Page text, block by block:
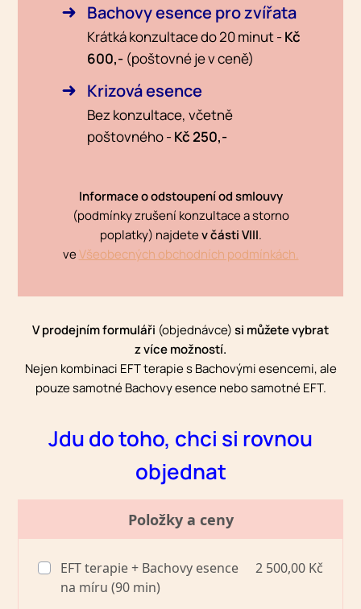
Bachovy esence pro zvířata
Krátká konzultace do 20 minut -Kč
600,- (poštovné je v ceně)
Krizová esence
Bez konzultace, včetně
poštovného -Kč 250,-
Informace o odstoupení od smlouvy
(podmínky zrušení konzultace a storno
poplatky) najdetev části VIII.
veVšeobecných obchodních podmínkách.
V prodejním formuláři (objednávce)si můžete vybrat
z více možností.
Nejen kombinaci EFT terapie s Bachovými esencemi, ale
pouze samotné Bachovy esence nebo samotné EFT.
Jdu do toho, chci si rovnou
objednat
Položky a ceny
EFT terapie + Bachovy esence
na míru (90 min)
2 500,00 Kč